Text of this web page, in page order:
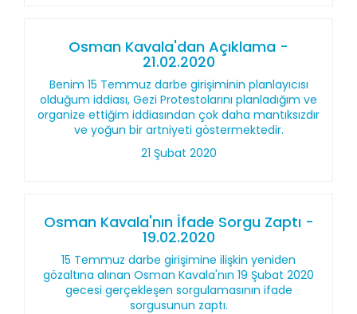
Osman Kavala'dan Açıklama -
21.02.2020
Benim 15 Temmuz darbe girişiminin planlayıcısı
olduğum iddiası, Gezi Protestolarını planladığım ve
organize ettiğim iddiasından çok daha mantıksızdır
ve yoğun bir artniyeti göstermektedir.
21 Şubat 2020
Osman Kavala'nın İfade Sorgu Zaptı -
19.02.2020
15 Temmuz darbe girişimine ilişkin yeniden
gözaltına alınan Osman Kavala'nın 19 Şubat 2020
gecesi gerçekleşen sorgulamasının ifade
sorgusunun zaptı.